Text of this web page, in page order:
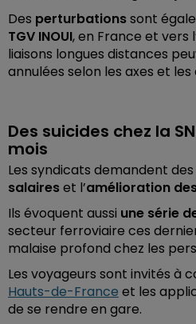
Des perturbationssont
TGV INOUI, en France et vers
liaisons longues distances
annulées selon les axes et
Des suicides chez la
mois
Les syndicats demandent des
salaireset l’amélioration
Ils évoquent aussi une série
secteur ferroviaire ces
malaise profond chez les
Les voyageurs sont invités à
Hauts-de-France et les
de se rendre en gare.